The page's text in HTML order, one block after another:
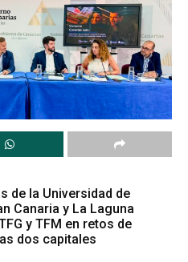
de la Universidad de
Canaria y La Laguna
y TFM en retos de
dos capitales